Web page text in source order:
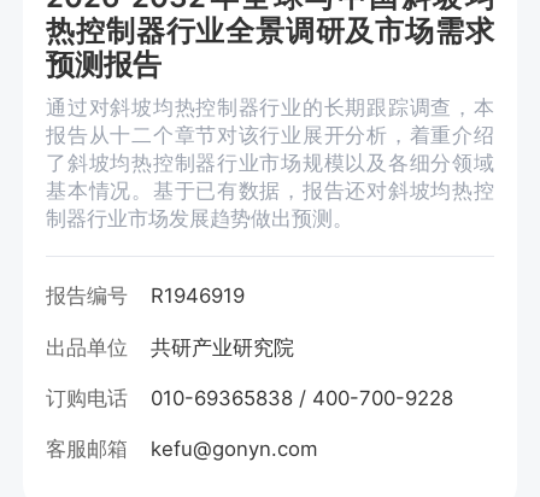
热控制器行业全景调研及市场需求
预测报告
通过对斜坡均热控制器行业的长期跟踪调查，本
报告从十二个章节对该行业展开分析，着重介绍
了斜坡均热控制器行业市场规模以及各细分领域
基本情况。基于已有数据，报告还对斜坡均热控
制器行业市场发展趋势做出预测。
报告编号 R1946919
出品单位 共研产业研究院
订购电话 010-69365838 / 400-700-9228
客服邮箱 kefu@gonyn.com